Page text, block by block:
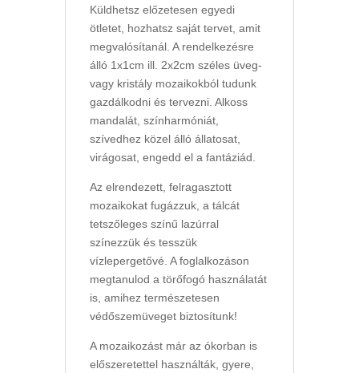
Küldhetsz előzetesen egyedi
ötletet, hozhatsz saját tervet, amit
megvalósítanál. A rendelkezésre
álló 1x1cm ill. 2x2cm széles üveg-
vagy kristály mozaikokból tudunk
gazdálkodni és tervezni. Alkoss
mandalát, színharmóniát,
szívedhez közel álló állatosat,
virágosat, engedd el a fantáziád.
Az elrendezett, felragasztott
mozaikokat fugázzuk, a tálcát
tetszőleges színű lazúrral
színezzük és tesszük
vízlepergetővé. A foglalkozáson
megtanulod a törőfogó használatát
is, amihez természetesen
védőszemüveget biztosítunk!
A mozaikozást már az ókorban is
előszeretettel használták, gyere,